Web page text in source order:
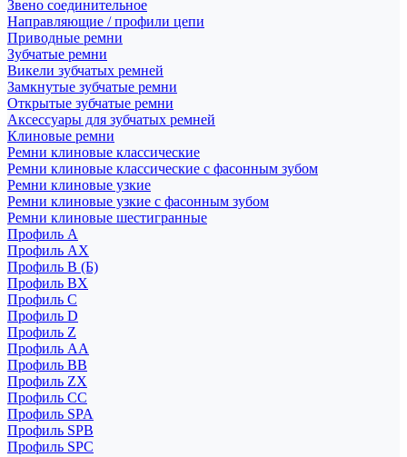
Звено соединительное
Направляющие / профили цепи
Приводные ремни
Зубчатые ремни
Викели зубчатых ремней
Замкнутые зубчатые ремни
Открытые зубчатые ремни
Аксессуары для зубчатых ремней
Клиновые ремни
Ремни клиновые классические
Ремни клиновые классические с фасонным зубом
Ремни клиновые узкие
Ремни клиновые узкие с фасонным зубом
Ремни клиновые шестигранные
Профиль A
Профиль AX
Профиль B (Б)
Профиль BX
Профиль C
Профиль D
Профиль Z
Профиль АА
Профиль BB
Профиль ZX
Профиль CC
Профиль SPA
Профиль SPB
Профиль SPC